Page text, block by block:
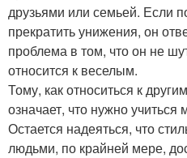
друзьями или семьей. Если
прекратить унижения, он
проблема в том, что он не
относится к веселым.
Тому, как относиться к
означает, что нужно
Остается надеяться, что
людьми, по крайней мере,